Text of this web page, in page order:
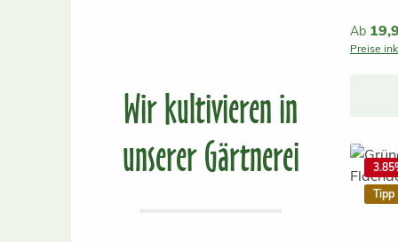
Wir kultivieren in
unserer Gärtnerei
Ab
Preise
3.85
Tipp